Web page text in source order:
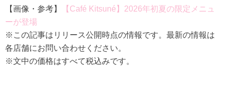
【画像・参考】
【Café Kitsuné】2026年初夏の限定メニュ
ーが登場
※この記事はリリース公開時点の情報です。最新の情報は
各店舗にお問い合わせください。
※文中の価格はすべて税込みです。